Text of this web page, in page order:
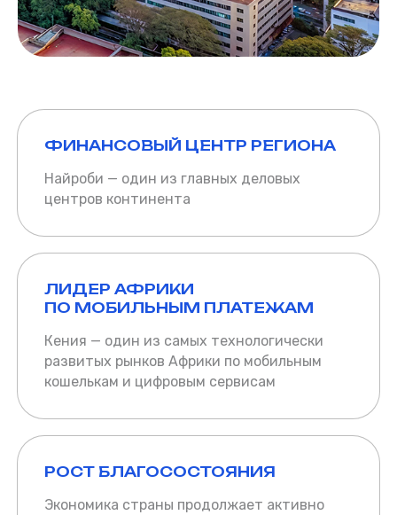
ФИНАНСОВЫЙ ЦЕНТР РЕГИОНА
Найроби — один из главных деловых
центров континента
ЛИДЕР АФРИКИ
ПО МОБИЛЬНЫМ ПЛАТЕЖАМ
Кения — один из самых технологически
развитых рынков Африки по мобильным
кошелькам и цифровым сервисам
РОСТ БЛАГОСОСТОЯНИЯ
Экономика страны продолжает активно